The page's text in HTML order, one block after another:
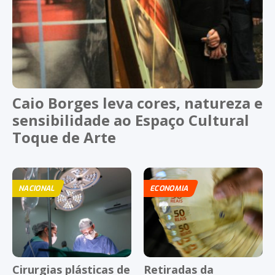
Caio Borges leva cores, natureza e
sensibilidade ao Espaço Cultural
Toque de Arte
NACIONAL
Cirurgias plásticas de
ECONOMIA
Retiradas da